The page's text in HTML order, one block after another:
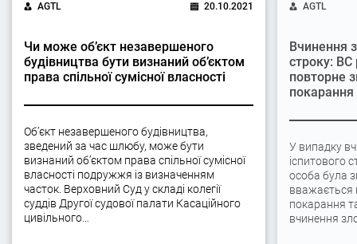
AGTL 20.10.2021
Чи може об’єкт незавершеного
будівництва бути визнаний об’єктом
права спільної сумісної власності
Об’єкт незавершеного будівництва,
зведений за час шлюбу, може бути
визнаний об’єктом права спільної сумісної
власності подружжя із визначенням
часток. Верховний Суд у складі колегії
суддів Другої судової палати Касаційного
цивільного…
AGTL
Вчинення
строку: ВС
повторне
У випадку
іспитового
особа була
вважається
покарання
вчинення